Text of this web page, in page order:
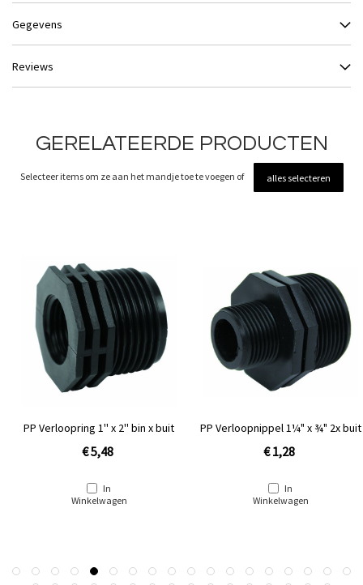
Gegevens
Reviews
GERELATEERDE PRODUCTEN
Selecteer items om ze aan het mandje toe te voegen of alles selecteren
PP Verloopring 1'' x 2'' bin x buit
€ 5,48
In
Winkelwagen
PP Verloopnippel 1¼" x ¾" 2x buit
€ 1,28
In
Winkelwagen